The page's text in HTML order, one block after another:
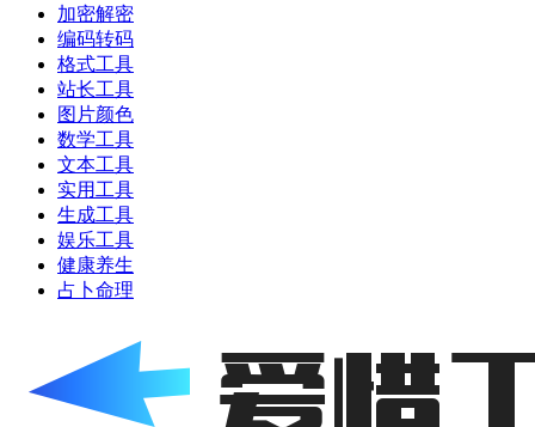
加密解密
编码转码
格式工具
站长工具
图片颜色
数学工具
文本工具
实用工具
生成工具
娱乐工具
健康养生
占卜命理